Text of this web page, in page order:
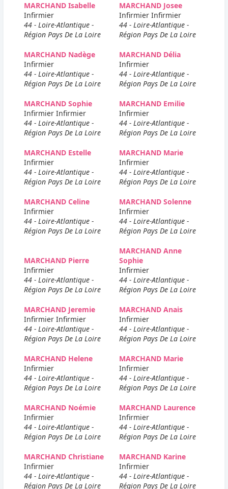
MARCHAND Isabelle
Infirmier
44 - Loire-Atlantique -
Région Pays De La Loire
MARCHAND Josee
Infirmier Infirmier
44 - Loire-Atlantique -
Région Pays De La Loire
MARCHAND Nadège
Infirmier
44 - Loire-Atlantique -
Région Pays De La Loire
MARCHAND Délia
Infirmier
44 - Loire-Atlantique -
Région Pays De La Loire
MARCHAND Sophie
Infirmier Infirmier
44 - Loire-Atlantique -
Région Pays De La Loire
MARCHAND Emilie
Infirmier
44 - Loire-Atlantique -
Région Pays De La Loire
MARCHAND Estelle
Infirmier
44 - Loire-Atlantique -
Région Pays De La Loire
MARCHAND Marie
Infirmier
44 - Loire-Atlantique -
Région Pays De La Loire
MARCHAND Celine
Infirmier
44 - Loire-Atlantique -
Région Pays De La Loire
MARCHAND Solenne
Infirmier
44 - Loire-Atlantique -
Région Pays De La Loire
MARCHAND Pierre
Infirmier
44 - Loire-Atlantique -
Région Pays De La Loire
MARCHAND Anne
Sophie
Infirmier
44 - Loire-Atlantique -
Région Pays De La Loire
MARCHAND Jeremie
Infirmier Infirmier
44 - Loire-Atlantique -
Région Pays De La Loire
MARCHAND Anais
Infirmier
44 - Loire-Atlantique -
Région Pays De La Loire
MARCHAND Helene
Infirmier
44 - Loire-Atlantique -
Région Pays De La Loire
MARCHAND Marie
Infirmier
44 - Loire-Atlantique -
Région Pays De La Loire
MARCHAND Noémie
Infirmier
44 - Loire-Atlantique -
Région Pays De La Loire
MARCHAND Laurence
Infirmier
44 - Loire-Atlantique -
Région Pays De La Loire
MARCHAND Christiane
Infirmier
44 - Loire-Atlantique -
Région Pays De La Loire
MARCHAND Karine
Infirmier
44 - Loire-Atlantique -
Région Pays De La Loire